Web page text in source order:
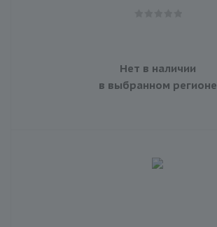
Нет в наличии
в выбранном регионе